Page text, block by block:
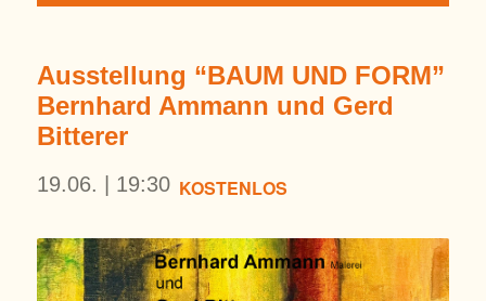
Ausstellung “BAUM UND FORM”
Bernhard Ammann und Gerd
Bitterer
19.06. | 19:30 KOSTENLOS